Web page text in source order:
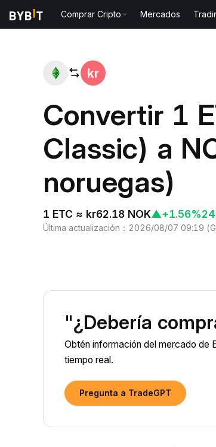
Comprar Cripto Mercados
Convertir 1
Classic) a
noruegas)
1 ETC ≈ kr62.18 NOK▲+1.56%
Última actualización ： 2026/08/07 09:19 (
"¿Debería
Obtén información del mercado de
tiempo real.
Pregunta a TradeGPT